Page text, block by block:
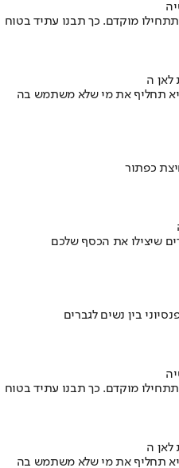
מוקדם. כך תבנו עתיד בטוח
כפתור
שיצילו את הכסף שלכם
בין נשים לגברים
מוקדם. כך תבנו עתיד בטוח